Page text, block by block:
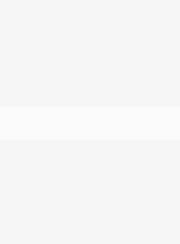
CD standard sia
del file supporta